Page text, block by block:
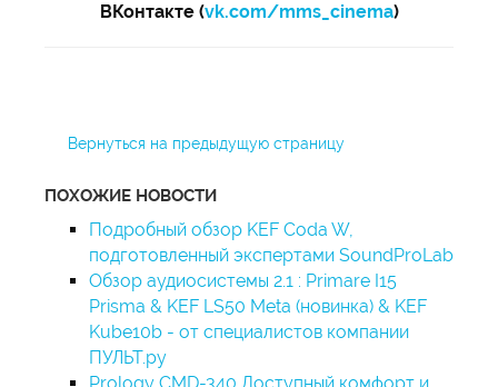
ВКонтакте (vk.com/mms_cinema)
Вернуться на предыдущую страницу
ПОХОЖИЕ НОВОСТИ
Подробный обзор KEF Coda W,
подготовленный экспертами SoundProLab
Обзор аудиосистемы 2.1 : Primare I15
Prisma & KEF LS50 Meta (новинка) & KEF
Kube10b - от специалистов компании
ПУЛЬТ.ру